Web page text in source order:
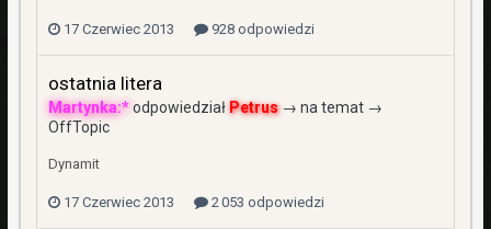
17 Czerwiec 2013 928 odpowiedzi
ostatnia litera
Martynka:*odpowiedziałPetrus→ na temat →
OffTopic
Dynamit
17 Czerwiec 2013 2 053 odpowiedzi